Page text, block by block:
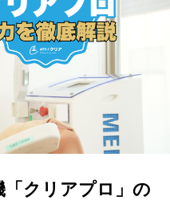
「クリアプロ」の